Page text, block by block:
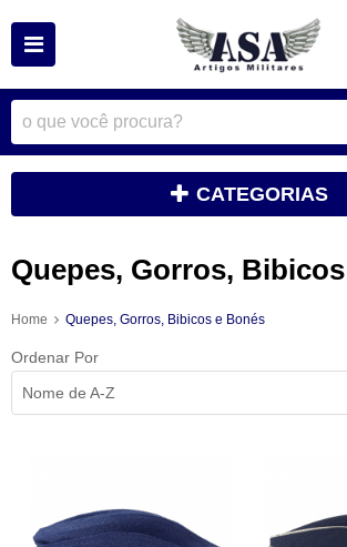
CATEGORIAS
Quepes, Gorros,
Home Quepes, Gorros, Bibicos e Bonés
Ordenar Por
Nome de A-Z